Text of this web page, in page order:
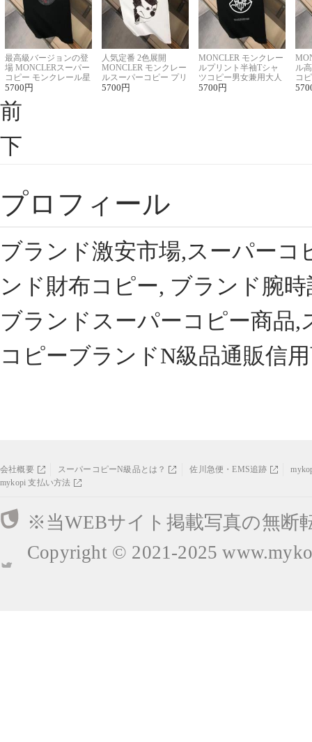
最高級バージョンの登
場 MONCLERスーパー
コピー モンクレール星
座半袖Tシャツ
5700 円
人気定番 2色展開
MONCLER モンクレー
ルスーパーコピー プリ
ント半袖Tシャツ
5700 円
MONCLER モンクレー
ルプリント半袖Tシャ
ツコピー男女兼用大人
可愛い春夏コーデ
5700 円
ル
コ
ィ
前
下
プロフィール
ブランド激安市場,スーパー
ンド財布コピー, ブランド腕
ブランドスーパーコピー商品
コピーブランドN級品通販信
会社概要 スーパーコピーN級品とは？ 佐川急便・EMS追跡
mykopi 支払い方法
※当WEBサイト掲載写真の無断
Copyright © 2021-2025